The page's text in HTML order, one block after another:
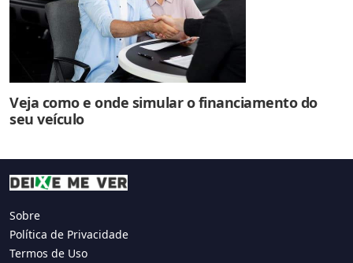
Veja como e onde simular o financiamento do
seu veículo
Sobre
Política de Privacidade
Termos de Uso